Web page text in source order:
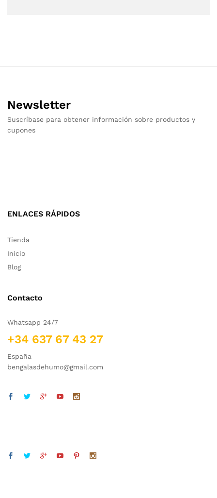
Newsletter
Suscríbase para obtener información sobre productos y
cupones
ENLACES RÁPIDOS
Tienda
Inicio
Blog
Contacto
Whatsapp 24/7
+34 637 67 43 27
España
bengalasdehumo@gmail.com